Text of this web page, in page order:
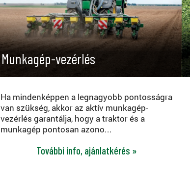
Munkagép-vezérlés
Ha mindenképpen a legnagyobb pontosságra
van szükség, akkor az aktív munkagép-
vezérlés garantálja, hogy a traktor és a
munkagép pontosan azono...
További info, ajánlatkérés »